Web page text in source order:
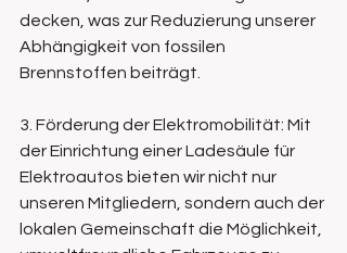
decken, was zur Reduzierung unserer
Abhängigkeit von fossilen
Brennstoffen beiträgt.
3. Förderung der Elektromobilität: Mit
der Einrichtung einer Ladesäule für
Elektroautos bieten wir nicht nur
unseren Mitgliedern, sondern auch der
lokalen Gemeinschaft die Möglichkeit,